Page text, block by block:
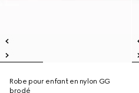
Robe pour enfant en nylon GG
brodé